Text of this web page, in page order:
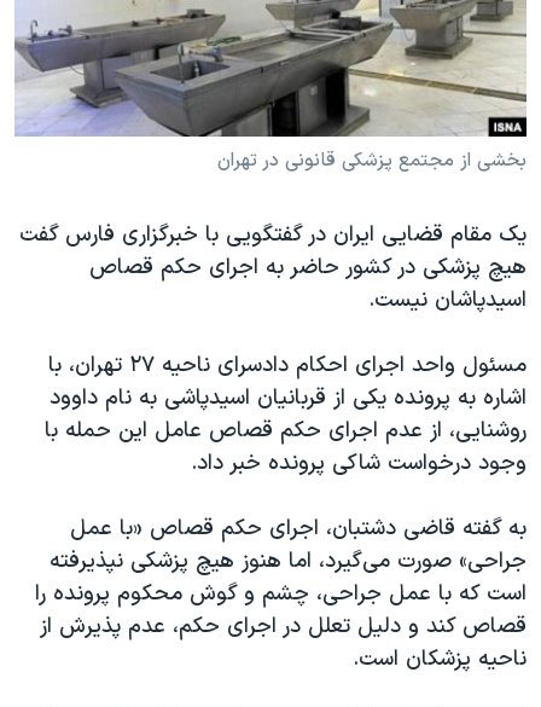
فرهنگ و زندگی
حقوق شهروندی
اقتصادی
علم و فناوری
گالری عکس
آرشیو پخش زنده
مستندها
انتخابات ریاست جمهوری آمریکا ۲۰۲۴
حمله جمهوری اسلامی به اسرائیل
رمز مهسا
اعتراضات زن، زندگی، آزادی
مجموعه مستندهای دادخواهی
دادگاه حمید نوری
چهل سال گروگان‌گیری
قانون شفافیت دارائی کادر رهبری ایران
اسرائیل در جنگ
نرگس محمدی برنده جایزه نوبل صلح
همایش محافظه‌کاران آمریکا «سی‌پک»
صفحه‌های ویژه
دنبال کنید
بخشی از مجتمع پزشکی قانونی در تهران
یک مقام قضایی ایران در گفتگویی با خبرگزاری فارس گفت
هیچ پزشکی در کشور حاضر به اجرای حکم قصاص
اسیدپاشان نیست.
مسئول واحد اجرای احکام دادسرای ناحیه ٢٧ تهران، با
اشاره به پرونده یکی از قربانیان اسیدپاشی به نام داوود
روشنایی، از عدم اجرای حکم قصاص عامل این حمله با
وجود درخواست شاکی پرونده خبر داد.
به گفته قاضی دشتبان، اجرای حکم قصاص «با عمل
جراحی» صورت می‌گیرد، اما هنوز هیچ پزشکی نپذیرفته
است که با عمل جراحی، چشم و گوش محکوم پرونده را
قصاص کند و دلیل تعلل در اجرای حکم، عدم پذیرش از
ناحیه پزشکان است.